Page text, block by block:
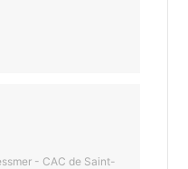
- CAC de Saint-